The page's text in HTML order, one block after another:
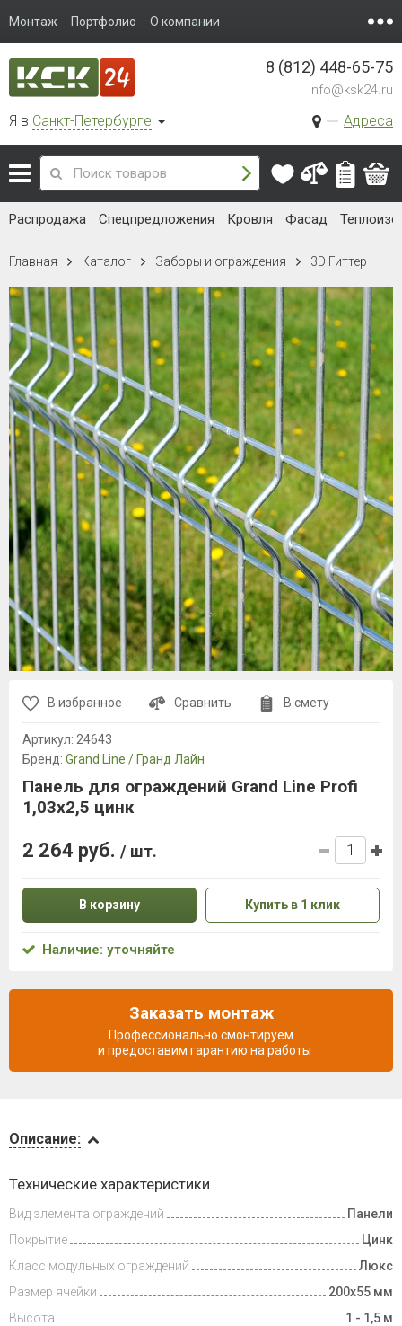
Монтаж Портфолио О компании
Я в Санкт-Петербурге Адреса
8 (812) 448-65-75
info@ksk24.ru
Распродажа Спецпредложения Кровля Фасад
Главная Каталог Заборы и ограждения 3D Гиттер
и оплата
Описание:
Технические характеристики
Вид элемента ограждений
Панели
Покрытие
Цинк
Класс модульных ограждений
Люкс
Размер ячейки
200х55 мм
Высота
1 - 1,5 м
В избранное Сравнить В смету
Артикул: 24643
Бренд: Grand Line / Гранд Лайн
Панель для ограждений Grand Line Profi
1,03x2,5 цинк
2 264 руб. / шт.
В корзину Купить в 1 клик
Наличие: уточняйте
Заказать монтаж
Профессионально смонтируем
и предоставим гарантию на работы